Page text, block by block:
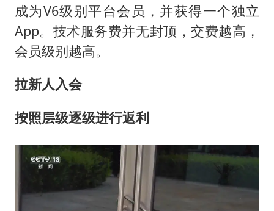
成为V6级别平台会员，并获得一个独立
App。技术服务费并无封顶，交费越高，
会员级别越高。
拉新人入会
按照层级逐级进行返利